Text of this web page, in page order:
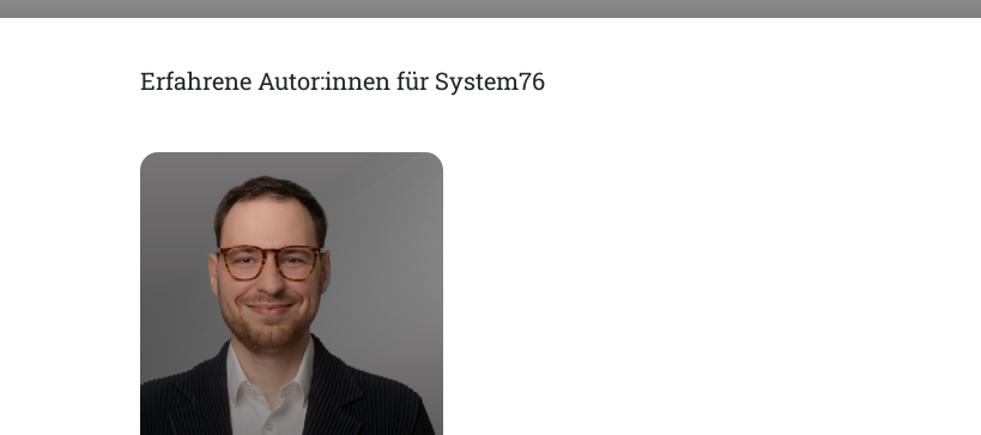
Erfahrene Autor:innen für System76